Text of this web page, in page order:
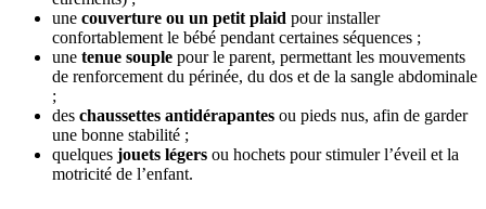
une couverture ou un petit plaid pour installer
confortablement le bébé pendant certaines séquences ;
une tenue souple pour le parent, permettant les mouvements
de renforcement du périnée, du dos et de la sangle abdominale
;
des chaussettes antidérapantes ou pieds nus, afin de garder
une bonne stabilité ;
quelques jouets légers ou hochets pour stimuler l’éveil et la
motricité de l’enfant.